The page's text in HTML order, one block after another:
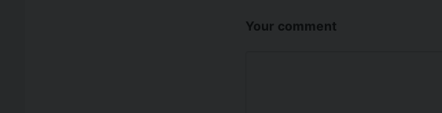
Your comment